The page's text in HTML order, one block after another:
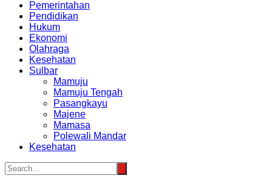
Pemerintahan
Pendidikan
Hukum
Ekonomi
Olahraga
Kesehatan
Sulbar
Mamuju
Mamuju Tengah
Pasangkayu
Majene
Mamasa
Polewali Mandar
Kesehatan